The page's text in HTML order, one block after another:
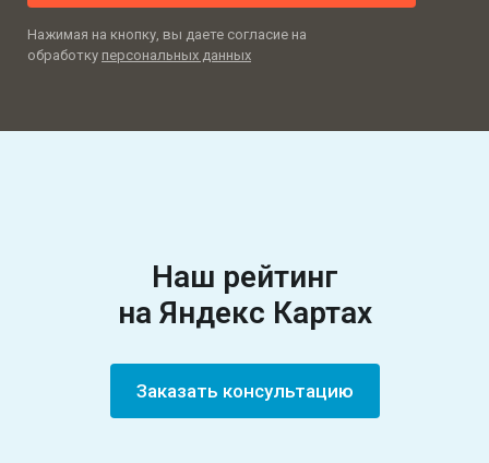
Нажимая на кнопку, вы даете согласие на
обработку персональных данных
Наш рейтинг
на Яндекс Картах
Заказать консультацию